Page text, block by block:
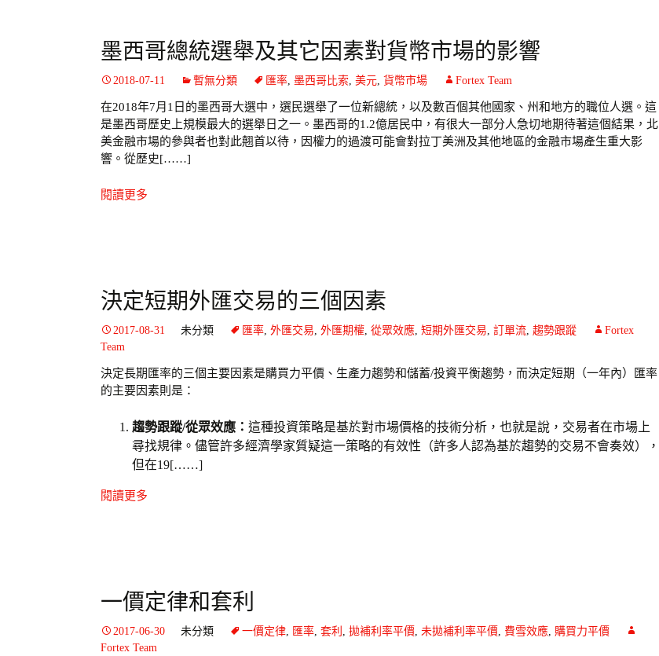
墨西哥總統選舉及其它因素對貨幣市場的影響
2018-07-11 暫無分類 匯率, 墨西哥比索, 美元, 貨幣市場 Fortex Team
在2018年7月1日的墨西哥大選中，選民選舉了一位新總統，以及數百個其他國家、州和地方的職位人選。這
是墨西哥歷史上規模最大的選舉日之一。墨西哥的1.2億居民中，有很大一部分人急切地期待著這個結果，北
美金融市場的參與者也對此翹首以待，因權力的過渡可能會對拉丁美洲及其他地區的金融市場產生重大影
響。從歷史[……]
閱讀更多
決定短期外匯交易的三個因素
2017-08-31 未分類 匯率, 外匯交易, 外匯期權, 從眾效應, 短期外匯交易, 訂單流, 趨勢跟蹤
Fortex
Team
決定長期匯率的三個主要因素是購買力平價、生產力趨勢和儲蓄/投資平衡趨勢，而決定短期（一年內）匯率
的主要因素則是：
趨勢跟蹤/從眾效應： 這種投資策略是基於對市場價格的技術分析，也就是說，交易者在市場上
尋找規律。儘管許多經濟學家質疑這一策略的有效性（許多人認為基於趨勢的交易不會奏效），
但在19[……]
閱讀更多
一價定律和套利
2017-06-30 未分類 一價定律, 匯率, 套利 , 拋補利率平價, 未拋補利率平價, 費雪效應, 購買力平價
Fortex Team